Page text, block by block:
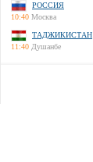
РОССИЯ
10:40 Москва
ТАДЖИКИСТАН
11:40 Душанбе